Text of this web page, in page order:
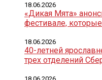
«Дикая Мята»
фестивале,
18.06.2026
40-летней
трех отделений
18.06.2026